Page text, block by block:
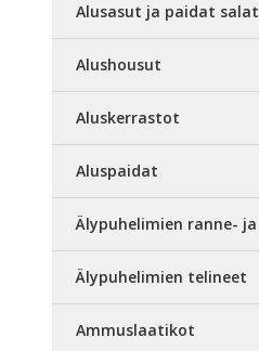
Alusasut ja paidat
Alushousut
Aluskerrastot
Aluspaidat
Älypuhelimien ranne-
Älypuhelimien telineet
Ammuslaatikot